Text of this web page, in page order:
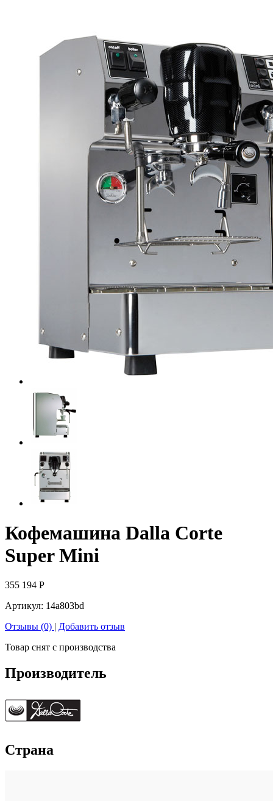
Кофемашина Dalla Corte
Super Mini
355 194 Р
Артикул: 14a803bd
Отзывы (0) | Добавить отзыв
Товар снят с производства
Производитель
Страна